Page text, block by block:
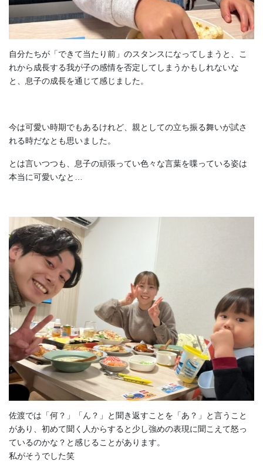
自分たちが「できて当たり前」のスタンスになってしまうと、こ
れから成長する我が子の感情を否定してしまうかもしれないな
と、息子の成長を通じて感じました。
今は可愛い時期でもあるけれど、親としての立ち振る舞いが試さ
れる時だなとも思いました。
とは言いつつも、息子の頑張ってい色々な言葉を喋っている姿は
本当に可愛いなと…
佐渡では「何？」「ん？」と聞き返すことを「あ？」と言うこと
があり、初めて聞く人からすると少し強めの表現に聞こえて怒っ
ているのかな？と感じることがあります。
私がそうでした笑